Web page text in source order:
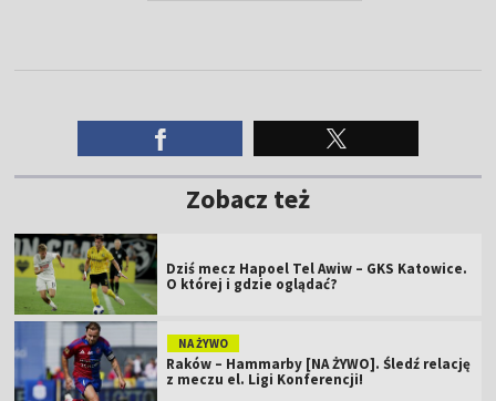
Zobacz też
Dziś mecz Hapoel Tel Awiw – GKS Katowice.
O której i gdzie oglądać?
NA ŻYWO
Raków – Hammarby [NA ŻYWO]. Śledź relację
z meczu el. Ligi Konferencji!